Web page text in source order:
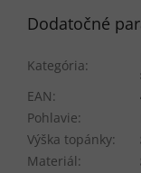
Dodatočné
Kategória:
EAN:
Pohlavie:
Výška topánky:
Materiál: